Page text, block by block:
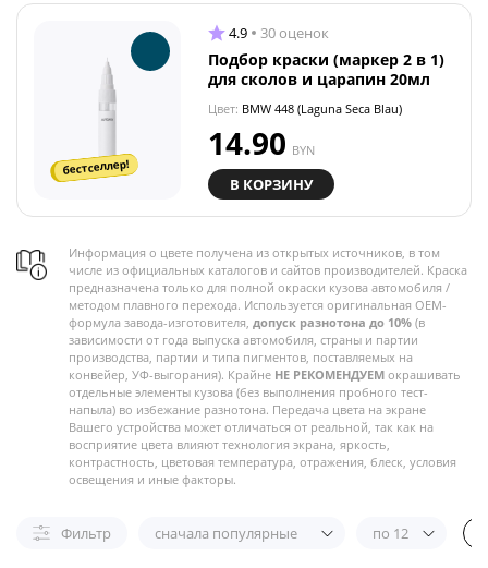
бестселлер!
4.9 30 оценок
Подбор краски (маркер 2 в 1)
для сколов и царапин 20мл
Цвет: BMW 448 (Laguna Seca Blau)
14.90 BYN
В КОРЗИНУ
Информация о цвете получена из открытых источников, в том
числе из официальных каталогов и сайтов производителей. Краска
предназначена только для полной окраски кузова автомобиля /
методом плавного перехода. Используется оригинальная OEM-
формула завода-изготовителя, допуск разнотона до 10% (в
зависимости от года выпуска автомобиля, страны и партии
производства, партии и типа пигментов, поставляемых на
конвейер, УФ-выгорания). Крайне НЕ РЕКОМЕНДУЕМ окрашивать
отдельные элементы кузова (без выполнения пробного тест-
напыла) во избежание разнотона. Передача цвета на экране
Вашего устройства может отличаться от реальной, так как на
восприятие цвета влияют технология экрана, яркость,
контрастность, цветовая температура, отражения, блеск, условия
освещения и иные факторы.
Фильтр сначала популярные по 12